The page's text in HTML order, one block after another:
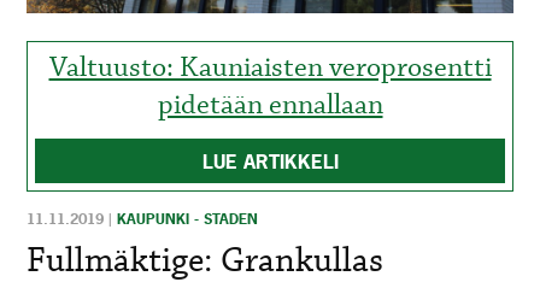
Valtuusto: Kauniaisten veroprosentti
pidetään ennallaan
LUE ARTIKKELI
11.11.2019 |KAUPUNKI - STADEN
Fullmäktige: Grankullas